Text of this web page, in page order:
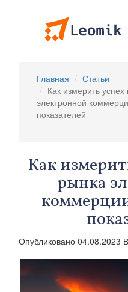
Главная
Статьи
Как измерить
электронной
показателей
Как
рынка
Опубликовано 04.08.2023